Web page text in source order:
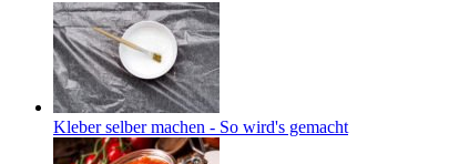
Kleber selber machen - So wird's gemacht